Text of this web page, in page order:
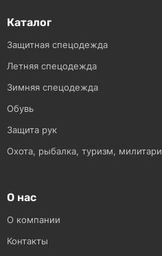
Каталог
Защитная спецодежда
Летняя спецодежда
Зимняя спецодежда
Обувь
Защита рук
Охота, рыбалка, туризм, милитари
О нас
О компании
Контакты